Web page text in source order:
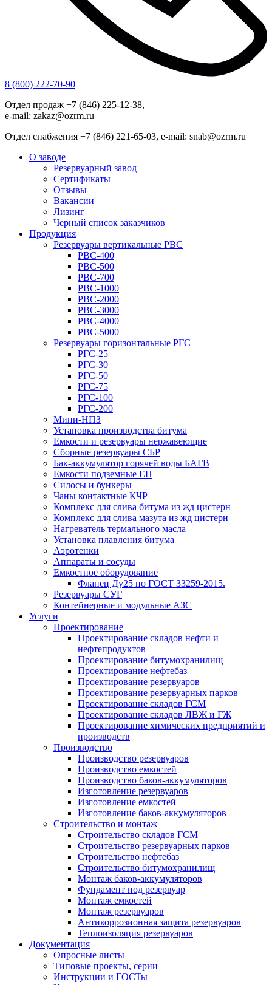
8 (800) 222-70-90
Отдел продаж +7 (846) 225-12-38,
e-mail: zakaz@ozrm.ru
Отдел снабжения +7 (846) 221-65-03, e-mail: snab@ozrm.ru
О заводе
Резервуарный завод
Сертификаты
Отзывы
Вакансии
Лизинг
Черный список заказчиков
Продукция
Резервуары вертикальные РВС
РВС-400
РВС-500
РВС-700
РВС-1000
РВС-2000
РВС-3000
РВС-4000
РВС-5000
Резервуары горизонтальные РГС
РГС-25
РГС-30
РГС-50
РГС-75
РГС-100
РГС-200
Мини-НПЗ
Установка производства битума
Емкости и резервуары нержавеющие
Сборные резервуары СБР
Бак-аккумулятор горячей воды БАГВ
Емкости подземные ЕП
Силосы и бункеры
Чаны контактные КЧР
Комплекс для слива битума из жд цистерн
Комплекс для слива мазута из жд цистерн
Нагреватель термального масла
Установка плавления битума
Аэротенки
Аппараты и сосуды
Емкостное оборудование
Фланец Ду25 по ГОСТ 33259-2015.
Резервуары СУГ
Контейнерные и модульные АЗС
Услуги
Проектирование
Проектирование складов нефти и
нефтепродуктов
Проектирование битумохранилищ
Проектирование нефтебаз
Проектирование резервуаров
Проектирование резервуарных парков
Проектирование складов ГСМ
Проектирование складов ЛВЖ и ГЖ
Проектирование химических предприятий и
производств
Производство
Производство резервуаров
Производство емкостей
Производство баков-аккумуляторов
Изготовление резервуаров
Изготовление емкостей
Изготовление баков-аккумуляторов
Строительство и монтаж
Строительство складов ГСМ
Строительство резервуарных парков
Строительство нефтебаз
Строительство битумохранилищ
Монтаж баков-аккумуляторов
Фундамент под резервуар
Монтаж емкостей
Монтаж резервуаров
Антикоррозионная защита резервуаров
Теплоизоляция резервуаров
Документация
Опросные листы
Типовые проекты, серии
Инструкции и ГОСТы